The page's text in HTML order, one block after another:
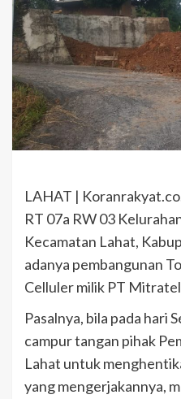
LAHAT |
RT 07a RW 03
Kecamatan Lahat,
adanya pembangunan
Celluler milik PT
Pasalnya, bila pada hari
campur tangan pihak
Lahat untuk
yang mengerjakannya,